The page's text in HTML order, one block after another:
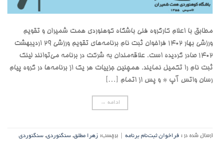
مطابق با اعلام کارگروه فنی باشگاه کوهنوردی همت شمیران و تقویم
ورزشی بهار ۱۴۰۲ فراخوان ثبت نام برنامه‌های تقویم ورزشی ۲۹ اردیبهشت
۱۴۰۲ صادر گردیده است. علاقه‌مندان به شرکت در برنامه می‌توانند لینک
ثبت نام را تکمیل نمایند. همچنین جزییات هر یک از برنامه‌ها در گروه پیام
رسان واتس آپ * و پس از اتمام […]
ادامه →
ارسال شده در : فراخوان ثبت‌نام برنامه برچسب: زهرا مطلق, سنگنوردی, سنگنوردی